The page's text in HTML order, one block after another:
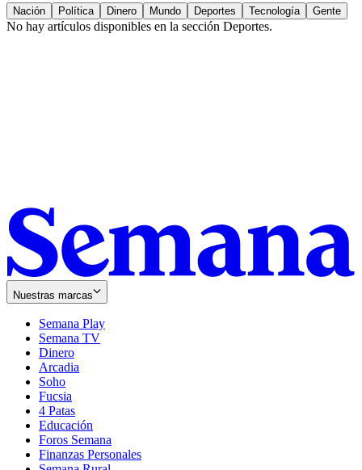
Nación Política Dinero Mundo Deportes Tecnología Gente
No hay artículos disponibles en la sección Deportes.
Nuestras marcas
Semana Play
Semana TV
Dinero
Arcadia
Soho
in
new
window
Fucsia
in
new
window
4 Patas
Educación
Foros Semana
Finanzas Personales